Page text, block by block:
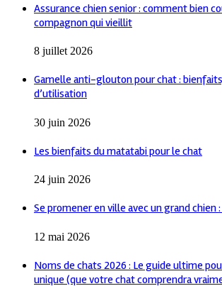
Assurance chien senior : comment bien
compagnon qui vieillit
8 juillet 2026
Gamelle anti-glouton pour chat :
d’utilisation
30 juin 2026
Les bienfaits du matatabi pour le chat
24 juin 2026
Se promener en ville avec un grand chien
12 mai 2026
Noms de chats 2026 : Le guide ultime
unique (que votre chat comprendra